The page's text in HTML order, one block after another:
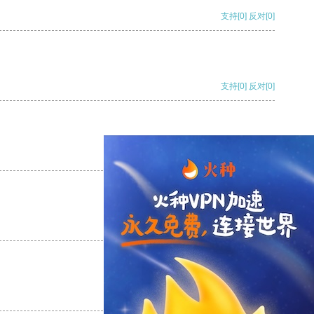
支持[0] 反对[0]
支持[0] 反对[0]
支持 [0] 反对[0]
支持[0] 反对